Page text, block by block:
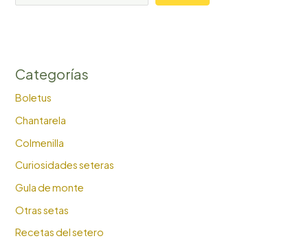
Categorías
Boletus
Chantarela
Colmenilla
Curiosidades seteras
Gula de monte
Otras setas
Recetas del setero